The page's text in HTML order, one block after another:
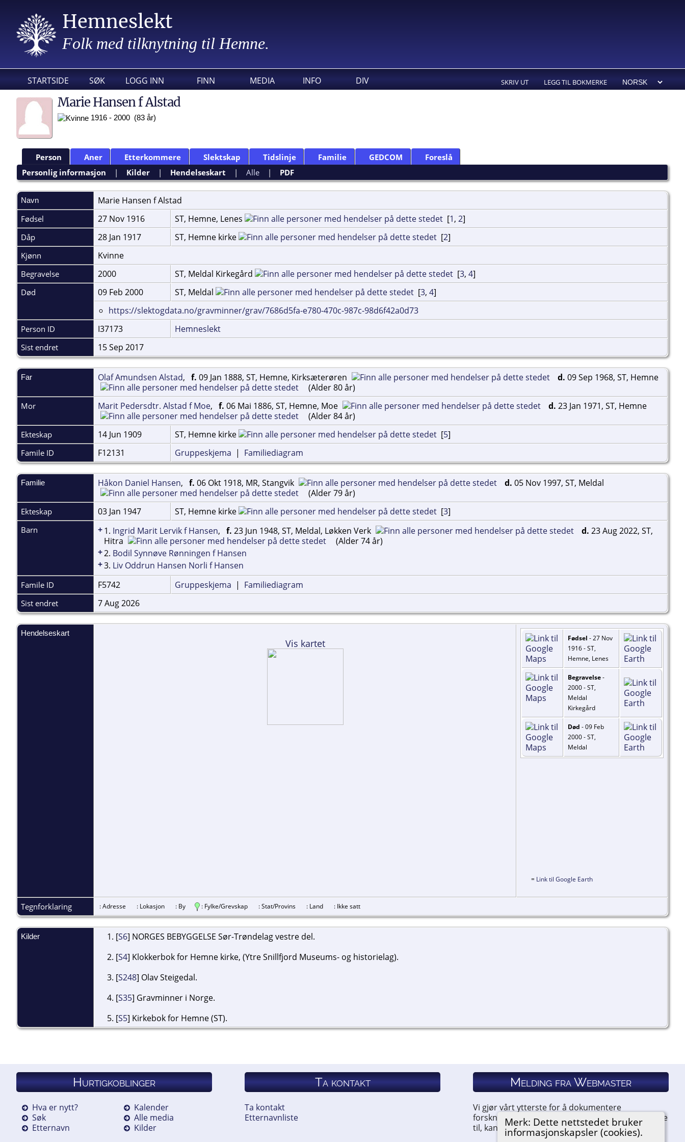
Hemneslekt
Folk med tilknytning til Hemne.
STARTSIDE SØK LOGG INN FINN MEDIA INFO DIV SKRIV UT LEGG TIL BOKMERKE
Merk: Dette nettstedet bruker
informasjonskapsler (cookies).
Marie Hansen f Alstad
1916 - 2000 (83 år)
Person Aner Etterkommere Slektskap Tidslinje Familie GEDCOM
Foreslå
Personlig informasjon | Kilder | Hendelseskart |Alle | PDF
Navn Marie Hansen fAlstad
Fødsel 27 Nov 1916 ST, Hemne, Lenes [1, 2]
Dåp 28 Jan 1917 ST, Hemne kirke [2]
Kjønn Kvinne
Begravelse 2000 ST, Meldal Kirkegård [3, 4]
Død 09 Feb 2000 ST, Meldal [3, 4]
https://slektogdata.no/gravminner/grav/7686d5fa-e780-470c-987c-98d6f42a0d73
Person ID I37173 Hemneslekt
Sist endret 15 Sep 2017
Far Olaf Amundsen Alstad, f. 09 Jan 1888, ST, Hemne, Kirksæterøren d. 09 Sep 1968, ST, Hemne
(Alder 80 år)
Mor Marit Pedersdtr. Alstad f Moe, f. 06 Mai 1886, ST, Hemne, Moe d. 23 Jan 1971, ST, Hemne
(Alder 84 år)
Ekteskap 14 Jun 1909 ST, Hemne kirke [5]
Famile ID F12131 Gruppeskjema | Familiediagram
Familie Håkon Daniel Hansen, f. 06 Okt 1918, MR, Stangvik d. 05 Nov 1997, ST, Meldal
(Alder 79 år)
Ekteskap 03 Jan 1947 ST, Hemne kirke [3]
Barn +1. Ingrid Marit Lervik f Hansen, f. 23 Jun 1948, ST, Meldal, Løkken Verk d. 23 Aug 2022, ST,
Hitra
(Alder 74 år)
+2. Bodil Synnøve Rønningen f Hansen
+3. Liv Oddrun Hansen Norli f Hansen
Famile ID F5742 Gruppeskjema | Familiediagram
Sist endret 7 Aug 2026
Hendelseskart
Vis kartet Fødsel - 27 Nov
1916 - ST,
Hemne, Lenes
Begravelse-
2000 - ST,
Meldal
Kirkegård
Død - 09 Feb
2000 - ST,
Meldal
= Link til Google Earth
Tegnforklaring : Adresse : Lokasjon : By : Fylke/Grevskap : Stat/Provins : Land : Ikke satt
Kilder [S6] NORGES BEBYGGELSE Sør-Trøndelag vestre del.
[S4] Klokkerbok for Hemne kirke, (Ytre Snillfjord Museums- og historielag).
[S248] Olav Steigedal.
[S35] Gravminner i Norge.
[S5] Kirkebok for Hemne (ST).
Hurtigkoblinger
Hva er nytt?
Søk
Etternavn
Kalender
Alle media
Kilder
Ta kontakt
Ta kontakt
Etternavnliste
Melding fra Webmaster
Vi gjør vårt ytterste for å dokumentere
forskningen vår. Hvis du har noe du ønsker å legge
til, kan du kontakte oss.